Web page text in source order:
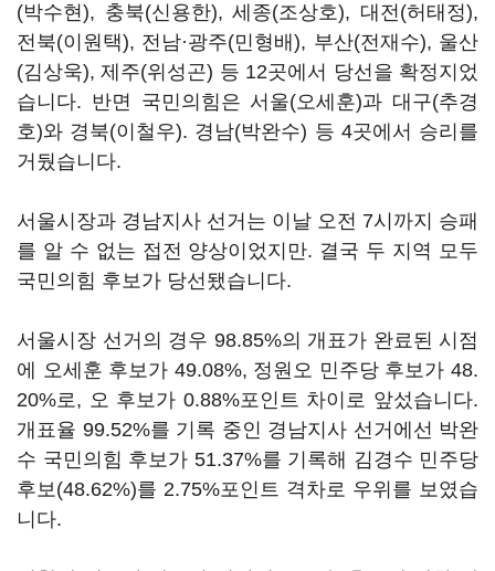
(박수현), 충북(신용한), 세종(조상호), 대전(허태정),
전북(이원택), 전남·광주(민형배), 부산(전재수), 울산
(김상욱), 제주(위성곤) 등 12곳에서 당선을 확정지었
습니다. 반면 국민의힘은 서울(오세훈)과 대구(추경
호)와 경북(이철우). 경남(박완수) 등 4곳에서 승리를
거뒀습니다.
서울시장과 경남지사 선거는 이날 오전 7시까지 승패
를 알 수 없는 접전 양상이었지만. 결국 두 지역 모두
국민의힘 후보가 당선됐습니다.
서울시장 선거의 경우 98.85%의 개표가 완료된 시점
에 오세훈 후보가 49.08%, 정원오 민주당 후보가 48.
20%로, 오 후보가 0.88%포인트 차이로 앞섰습니다.
개표율 99.52%를 기록 중인 경남지사 선거에선 박완
수 국민의힘 후보가 51.37%를 기록해 김경수 민주당
후보(48.62%)를 2.75%포인트 격차로 우위를 보였습
니다.